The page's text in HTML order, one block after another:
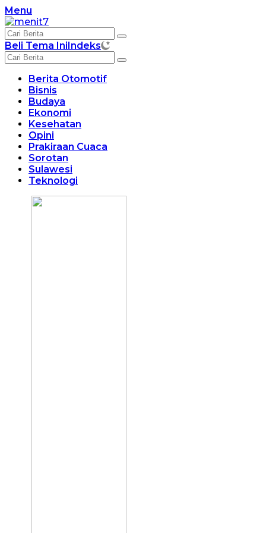
Langsung
ke
konten
Menu
Beli Tema IniIndeks
Berita Otomotif
Bisnis
Budaya
Ekonomi
Kesehatan
Opini
Prakiraan Cuaca
Sorotan
Sulawesi
Teknologi